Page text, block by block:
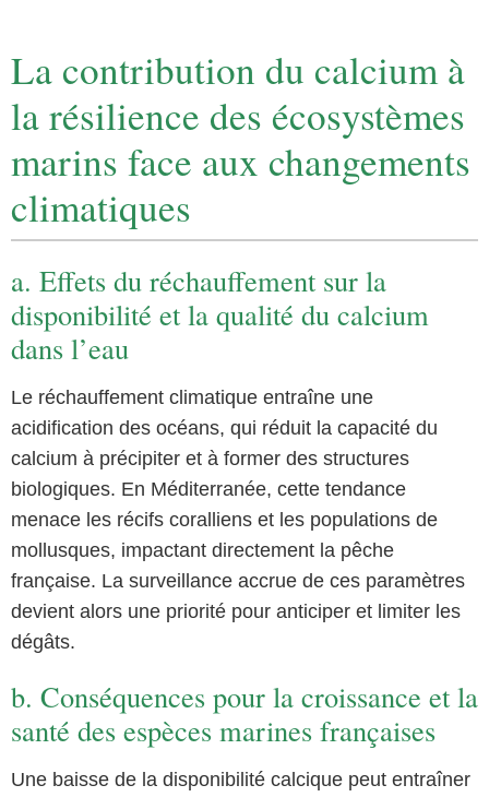
La contribution du calcium à
la résilience des écosystèmes
marins face aux changements
climatiques
a. Effets du réchauffement sur la
disponibilité et la qualité du calcium
dans l’eau
Le réchauffement climatique entraîne une
acidification des océans, qui réduit la capacité du
calcium à précipiter et à former des structures
biologiques. En Méditerranée, cette tendance
menace les récifs coralliens et les populations de
mollusques, impactant directement la pêche
française. La surveillance accrue de ces paramètres
devient alors une priorité pour anticiper et limiter les
dégâts.
b. Conséquences pour la croissance et la
santé des espèces marines françaises
Une baisse de la disponibilité calcique peut entraîner